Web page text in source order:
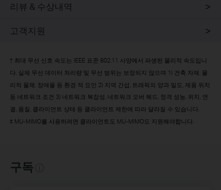
리뷰 & 수상내역
고객지원
† 최대 무선 신호 속도는 IEEE 표준 802.11 사양에서 파생된 물리적 속도입니
다. 실제 무선 데이터 처리량 및 무선 범위는 보장되지 않으며 1) 건축 자재, 물
리적 물체, 장애물 등 환경 적 요인 2) 지역 간섭, 트래픽의 양과 밀도, 제품 위치
등 네트워크 조건 3) 네트워크 복잡성, 네트워크 오버 헤드, 정격 성능, 위치, 연
결, 품질, 클라이언트 상태 등 클라이언트 제한에 따라 달라질 수 있습니다.
‡ MU-MIMO를 사용하려면 클라이언트도 MU-MIMO도 지원해야합니다.
구독